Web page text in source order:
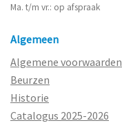
Ma. t/m vr.: op afspraak
Algemeen
Algemene voorwaarden
Beurzen
Historie
Catalogus 2025-2026